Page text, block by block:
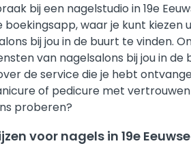
bij een nagelstudio in 19e
waar je kunt kiezen
bij jou in de buurt te vinden.
van nagelsalons bij jou in
de service die je hebt
of pedicure met
proberen?
voor nagels in 19e